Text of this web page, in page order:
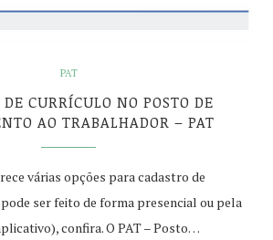
PAT
CURRÍCULO NO POSTO DE
AO TRABALHADOR – PAT
várias opções para cadastro de
ser feito de forma presencial ou pela
confira. O PAT – Posto…